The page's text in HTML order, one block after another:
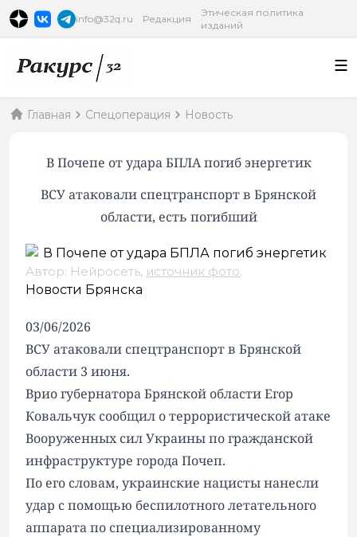
info@32q.ru Редакция
Этическая политика
изданий
Главная Спецоперация Новость
В Почепе от удара БПЛА погиб энергетик
ВСУ атаковали спецтранспорт в Брянской
области, есть погибший
Автор: Нейросеть, источник фото.
Новости Брянска
03/06/2026
ВСУ атаковали спецтранспорт в Брянской
области 3 июня.
Врио губернатора Брянской области Егор
Ковальчук сообщил о террористической атаке
Вооруженных сил Украины по гражданской
инфраструктуре города Почеп.
По его словам, украинские нацисты нанесли
удар с помощью беспилотного летательного
аппарата по специализированному